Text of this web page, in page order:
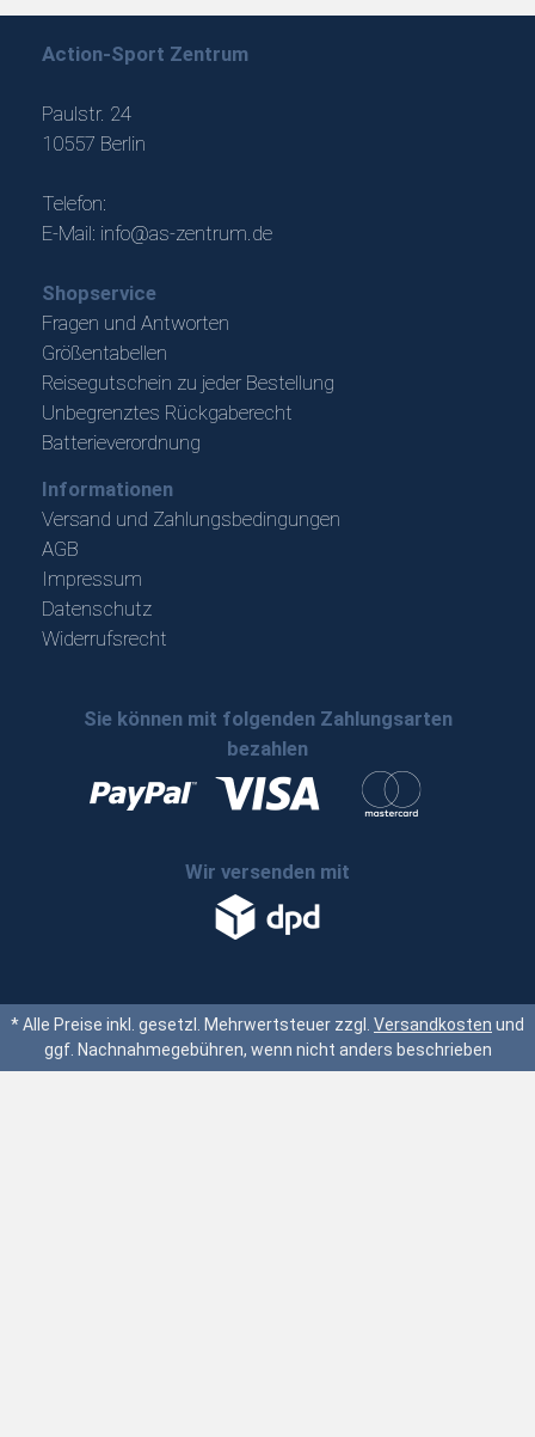
Action-Sport Zentrum
Paulstr. 24
10557 Berlin
Telefon:
E-Mail: info@as-zentrum.de
Shopservice
Fragen und Antworten
Größentabellen
Reisegutschein zu jeder Bestellung
Unbegrenztes Rückgaberecht
Batterieverordnung
Informationen
Versand und Zahlungsbedingungen
AGB
Impressum
Datenschutz
Widerrufsrecht
Sie können mit folgenden Zahlungsarten
bezahlen
Wir versenden mit
* Alle Preise inkl. gesetzl. Mehrwertsteuer zzgl. Versandkosten und
ggf. Nachnahmegebühren, wenn nicht anders beschrieben